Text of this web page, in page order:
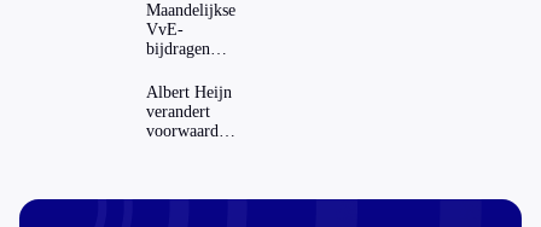
Maandelijkse
VvE-
bijdragen
dat invloed
op je
hypotheek?
Albert Heijn
verandert
voorwaarden